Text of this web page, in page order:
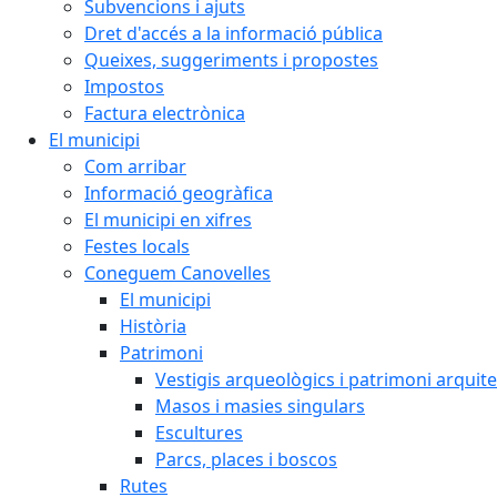
Subvencions i ajuts
Dret d'accés a la informació pública
Queixes, suggeriments i propostes
Impostos
Factura electrònica
El municipi
Com arribar
Informació geogràfica
El municipi en xifres
Festes locals
Coneguem Canovelles
El municipi
Història
Patrimoni
Vestigis arqueològics i patrimoni
Masos i masies singulars
Escultures
Parcs, places i boscos
Rutes